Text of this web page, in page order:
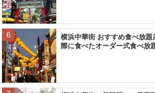
横浜中華街 おすすめ食べ放題
際に食べたオーダー式食べ放